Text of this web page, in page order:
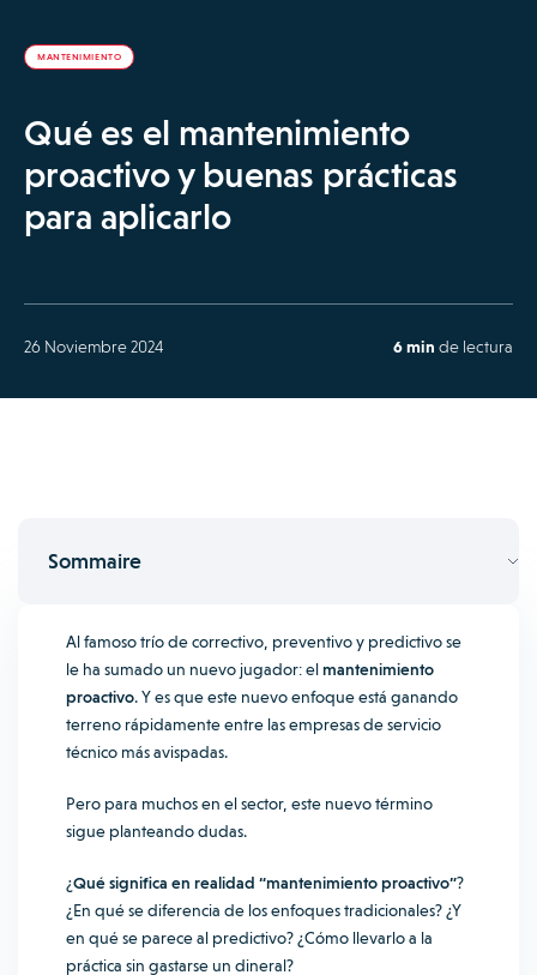
MANTENIMIENTO
Qué es el mantenimiento
proactivo y buenas prácticas
para aplicarlo
26 Noviembre 2024 6 min de lectura
Sommaire
Al famoso trío de correctivo, preventivo y predictivo se
le ha sumado un nuevo jugador: elmantenimiento
proactivo. Y es que este nuevo enfoque está ganando
terreno rápidamente entre las empresas de servicio
técnico más avispadas.
Pero para muchos en el sector, este nuevo término
sigue planteando dudas.
¿Qué significa en realidad “mantenimiento proactivo”?
¿En qué se diferencia de los enfoques tradicionales? ¿Y
en qué se parece al predictivo? ¿Cómo llevarlo a la
práctica sin gastarse un dineral?